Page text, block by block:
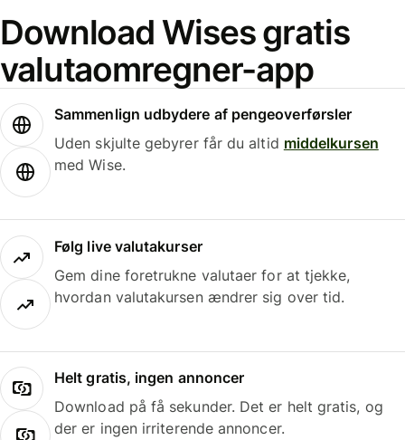
Download Wises gratis
valutaomregner-app
Sammenlign udbydere af pengeoverførsler
Uden skjulte gebyrer får du altid middelkursen
med Wise.
Følg live valutakurser
Gem dine foretrukne valutaer for at tjekke,
hvordan valutakursen ændrer sig over tid.
Helt gratis, ingen annoncer
Download på få sekunder. Det er helt gratis, og
der er ingen irriterende annoncer.